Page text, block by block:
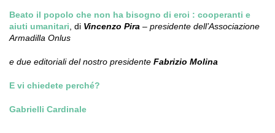
Beato il popolo che non ha bisogno di eroi : cooperanti e
aiuti umanitari , di Vincenzo Pira – presidente dell’Associazione
Armadilla Onlus
e due editoriali del nostro presidente Fabrizio Molina
E vi chiedete perché?
Gabrielli Cardinale